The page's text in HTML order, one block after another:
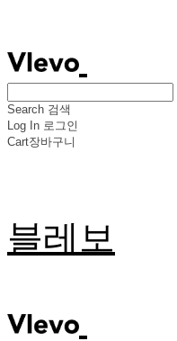
Search 검색
Log In 로그인
Cart장바구니
블레보